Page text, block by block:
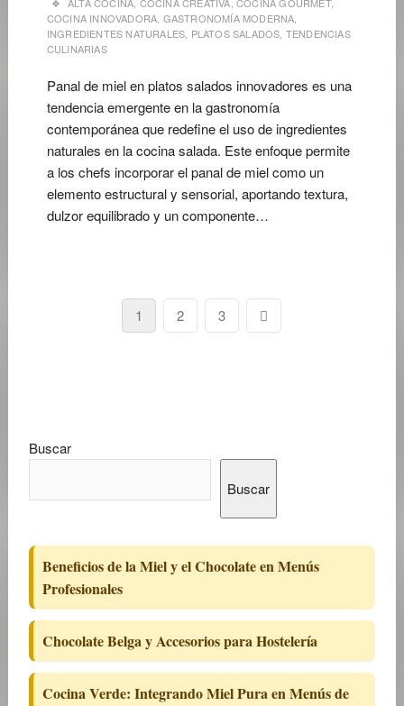
COCINA INNOVADORA GASTRONOMÍA MODERNA
INGREDIENTES NATURALES PLATOS SALADOS TENDENCIAS
CULINARIAS
Panal de miel en platos salados innovadores es una
tendencia emergente en la gastronomía
contemporánea que redefine el uso de ingredientes
naturales en la cocina salada. Este enfoque permite
a los chefs incorporar el panal de miel como un
elemento estructural y sensorial, aportando textura,
dulzor equilibrado y un componente…
Página
1 Página
2 Página
3
siguiente
Buscar
Buscar
Beneficios de la Miel y el Chocolate en Menús
Profesionales
Chocolate Belga y Accesorios para Hostelería
Cocina Verde: Integrando Miel Pura en Menús de